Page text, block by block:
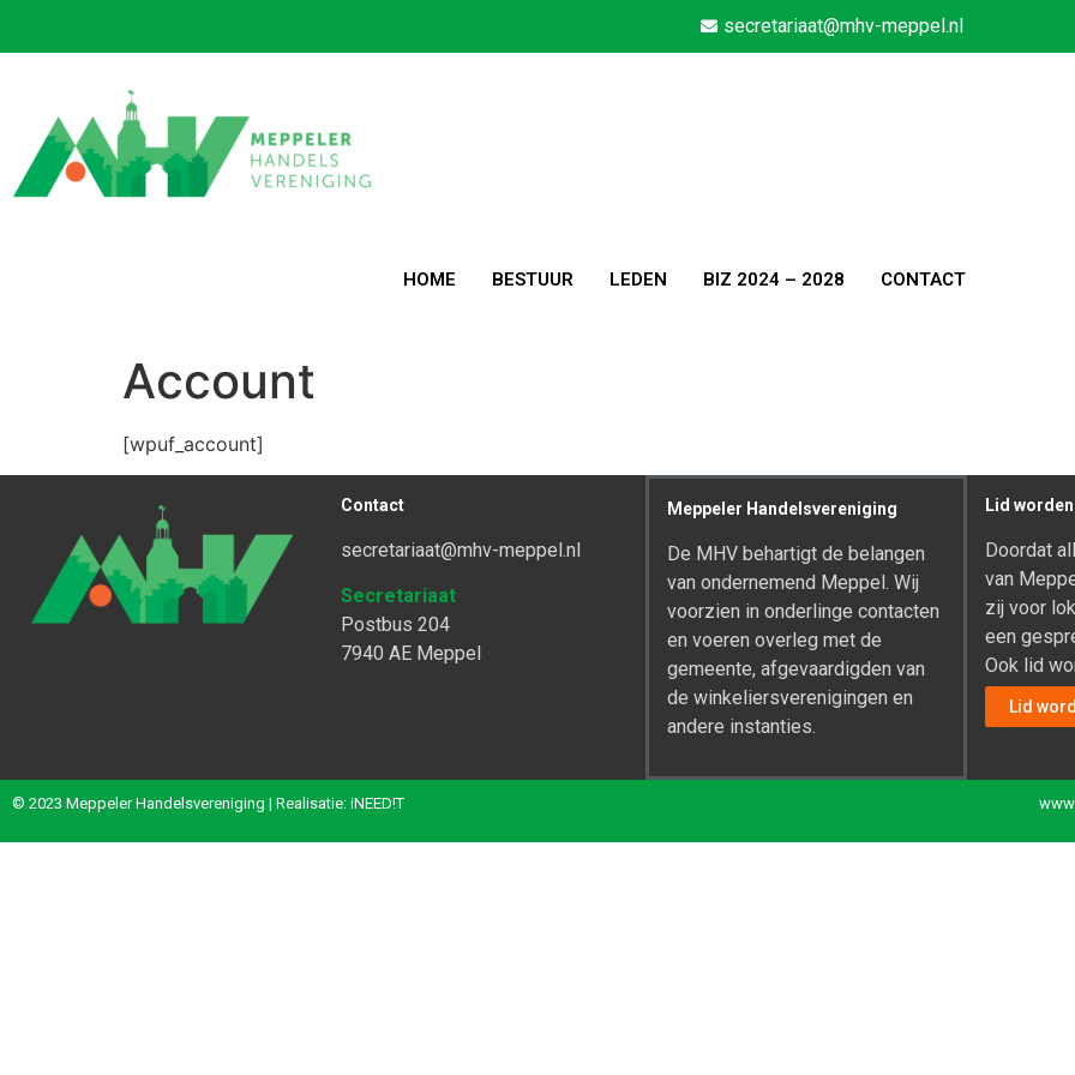
secretariaat@mhv-meppel.nl
HOME BESTUUR LEDEN BIZ 2024 – 2028 CONTACT
Account
[wpuf_account]
Contact
secretariaat@mhv-meppel.nl
Secretariaat
Postbus 204
7940 AE Meppel
Meppeler Handelsvereniging
De MHV behartigt de belangen
van ondernemend Meppel. Wij
voorzien in onderlinge contacten
en voeren overleg met de
gemeente, afgevaardigden van
de winkeliersverenigingen en
andere instanties.
Lid
Doordat
van
zij voor
een
Ook lid
Lid
© 2023 Meppeler Handelsvereniging | Realisatie: iNEED!T